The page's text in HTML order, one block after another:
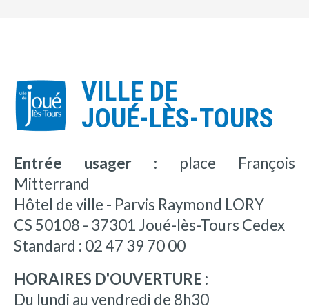
VILLE DE
JOUÉ-LÈS-TOURS
Entrée usager : place François
Mitterrand
Hôtel de ville - Parvis Raymond LORY
CS 50108 - 37301 Joué-lès-Tours Cedex
Standard : 02 47 39 70 00
HORAIRES D'OUVERTURE :
Du lundi au vendredi de 8h30